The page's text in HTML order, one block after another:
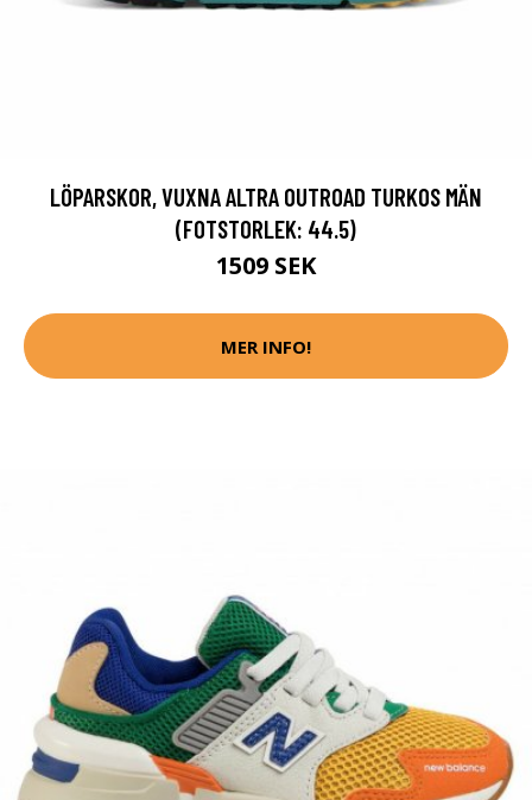
LÖPARSKOR, VUXNA ALTRA OUTROAD TURKOS MÄN
(FOTSTORLEK: 44.5)
1509 SEK
MER INFO!